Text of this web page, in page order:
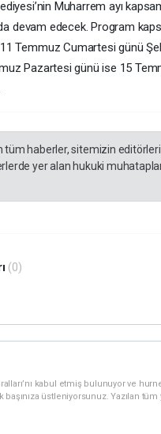
Muharrem ayı
devam edecek. Program
11 Temmuz Cumartesi günü
Pazartesi günü ise 15
tüm haberler, sitemizin
yer alan hukuki
(0)
kabul etmiş bulunuyor ve
başınıza üstleniyorsunuz. Yazılan